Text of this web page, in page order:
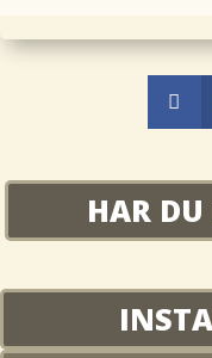

HAR